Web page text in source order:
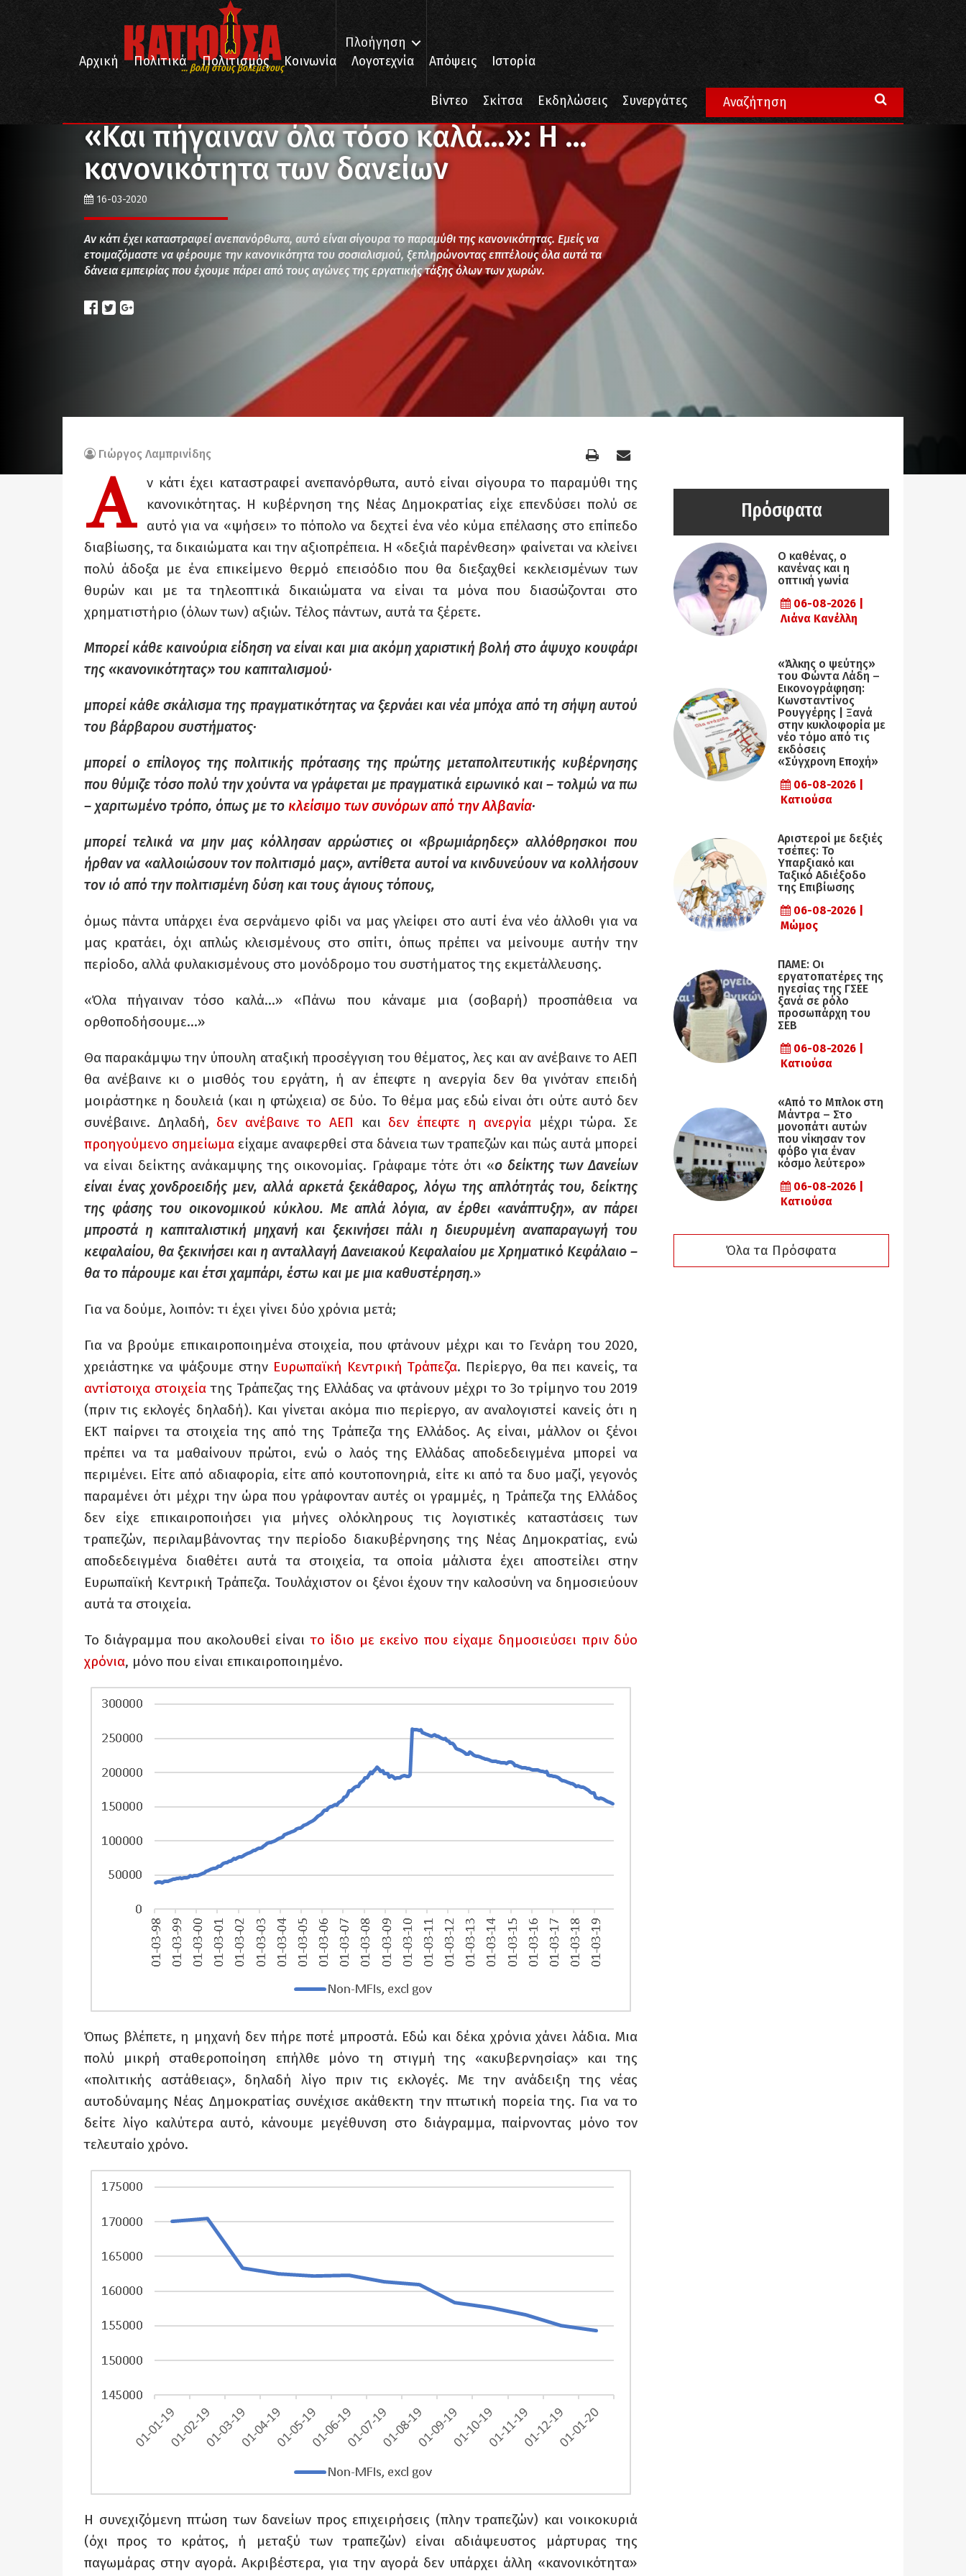
... βολή στους βολεμένους
Πλοήγηση
Αρχική
Πολιτικά Πολιτισμός Κοινωνία Λογοτεχνία Απόψεις Ιστορία
Βίντεο Σκίτσα Εκδηλώσεις Συνεργάτες
Πολιτικά «Και πήγαιναν όλα τόσο καλά…»: Η …κανονικότητα των δανείων
«Και πήγαιναν όλα τόσο καλά…»: Η …
κανονικότητα των δανείων
16-03-2020
Αν κάτι έχει καταστραφεί ανεπανόρθωτα, αυτό είναι σίγουρα το παραμύθι της κανονικότητας. Εμείς να
ετοιμαζόμαστε να φέρουμε την κανονικότητα του σοσιαλισμού, ξεπληρώνοντας επιτέλους όλα αυτά τα
δάνεια εμπειρίας που έχουμε πάρει από τους αγώνες της εργατικής τάξης όλων των χωρών.
Γιώργος Λαμπρινίδης
Α
ν κάτι έχει καταστραφεί ανεπανόρθωτα, αυτό είναι σίγουρα το παραμύθι της
κανονικότητας. Η κυβέρνηση της Νέας Δημοκρατίας είχε επενδύσει πολύ σε
αυτό για να «ψήσει» το πόπολο να δεχτεί ένα νέο κύμα επέλασης στο επίπεδο
διαβίωσης, τα δικαιώματα και την αξιοπρέπεια. Η «δεξιά παρένθεση» φαίνεται να κλείνει
πολύ άδοξα με ένα επικείμενο θερμό επεισόδιο που θα διεξαχθεί κεκλεισμένων των
θυρών και με τα τηλεοπτικά δικαιώματα να είναι τα μόνα που διασώζονται στο
χρηματιστήριο (όλων των) αξιών. Τέλος πάντων, αυτά τα ξέρετε.
Μπορεί κάθε καινούρια είδηση να είναι και μια ακόμη χαριστική βολή στο άψυχο κουφάρι
της «κανονικότητας» του καπιταλισμού·
μπορεί κάθε σκάλισμα της πραγματικότητας να ξερνάει και νέα μπόχα από τη σήψη αυτού
του βάρβαρου συστήματος·
μπορεί ο επίλογος της πολιτικής πρότασης της πρώτης μεταπολιτευτικής κυβέρνησης
που θύμιζε τόσο πολύ την χούντα να γράφεται με πραγματικά ειρωνικό και – τολμώ να πω
– χαριτωμένο τρόπο, όπως με το κλείσιμο των συνόρων από την Αλβανία·
μπορεί τελικά να μην μας κόλλησαν αρρώστιες οι «βρωμιάρηδες» αλλόθρησκοι που
ήρθαν να «αλλοιώσουν τον πολιτισμό μας», αντίθετα αυτοί να κινδυνεύουν να κολλήσουν
τον ιό από την πολιτισμένη δύση και τους άγιους τόπους,
όμως πάντα υπάρχει ένα σερνάμενο φίδι να μας γλείφει στο αυτί ένα νέο άλλοθι για να
μας κρατάει, όχι απλώς κλεισμένους στο σπίτι, όπως πρέπει να μείνουμε αυτήν την
περίοδο, αλλά φυλακισμένους στο μονόδρομο του συστήματος της εκμετάλλευσης.
«Όλα πήγαιναν τόσο καλά…» «Πάνω που κάναμε μια (σοβαρή) προσπάθεια να
ορθοποδήσουμε…»
Θα παρακάμψω την ύπουλη αταξική προσέγγιση του θέματος, λες και αν ανέβαινε το ΑΕΠ
θα ανέβαινε κι ο μισθός του εργάτη, ή αν έπεφτε η ανεργία δεν θα γινόταν επειδή
μοιράστηκε η δουλειά (και η φτώχεια) σε δύο. Το θέμα μας εδώ είναι ότι ούτε αυτό δεν
συνέβαινε. Δηλαδή, δεν ανέβαινε το ΑΕΠ και δεν έπεφτε η ανεργία μέχρι τώρα. Σε
προηγούμενο σημείωμα είχαμε αναφερθεί στα δάνεια των τραπεζών και πώς αυτά μπορεί
να είναι δείκτης ανάκαμψης της οικονομίας. Γράφαμε τότε ότι «ο δείκτης των Δανείων
είναι ένας χονδροειδής μεν, αλλά αρκετά ξεκάθαρος, λόγω της απλότητάς του, δείκτης
της φάσης του οικονομικού κύκλου. Με απλά λόγια, αν έρθει «ανάπτυξη», αν πάρει
μπροστά η καπιταλιστική μηχανή και ξεκινήσει πάλι η διευρυμένη αναπαραγωγή του
κεφαλαίου, θα ξεκινήσει και η ανταλλαγή Δανειακού Κεφαλαίου με Χρηματικό Κεφάλαιο –
θα το πάρουμε και έτσι χαμπάρι, έστω και με μια καθυστέρηση.»
Για να δούμε, λοιπόν: τι έχει γίνει δύο χρόνια μετά;
Για να βρούμε επικαιροποιημένα στοιχεία, που φτάνουν μέχρι και το Γενάρη του 2020,
χρειάστηκε να ψάξουμε στην Ευρωπαϊκή Κεντρική Τράπεζα. Περίεργο, θα πει κανείς, τα
αντίστοιχα στοιχεία της Τράπεζας της Ελλάδας να φτάνουν μέχρι το 3ο τρίμηνο του 2019
(πριν τις εκλογές δηλαδή). Και γίνεται ακόμα πιο περίεργο, αν αναλογιστεί κανείς ότι η
ΕΚΤ παίρνει τα στοιχεία της από της Τράπεζα της Ελλάδος. Ας είναι, μάλλον οι ξένοι
πρέπει να τα μαθαίνουν πρώτοι, ενώ ο λαός της Ελλάδας αποδεδειγμένα μπορεί να
περιμένει. Είτε από αδιαφορία, είτε από κουτοπονηριά, είτε κι από τα δυο μαζί, γεγονός
παραμένει ότι μέχρι την ώρα που γράφονταν αυτές οι γραμμές, η Τράπεζα της Ελλάδος
δεν είχε επικαιροποιήσει για μήνες ολόκληρους τις λογιστικές καταστάσεις των
τραπεζών, περιλαμβάνοντας την περίοδο διακυβέρνησης της Νέας Δημοκρατίας, ενώ
αποδεδειγμένα διαθέτει αυτά τα στοιχεία, τα οποία μάλιστα έχει αποστείλει στην
Ευρωπαϊκή Κεντρική Τράπεζα. Τουλάχιστον οι ξένοι έχουν την καλοσύνη να δημοσιεύουν
αυτά τα στοιχεία.
Το διάγραμμα που ακολουθεί είναιτο ίδιο με εκείνο που είχαμε δημοσιεύσει πριν δύο
χρόνια, μόνο που είναι επικαιροποιημένο.
Όπως βλέπετε, η μηχανή δεν πήρε ποτέ μπροστά. Εδώ και δέκα χρόνια χάνει λάδια. Μια
πολύ μικρή σταθεροποίηση επήλθε μόνο τη στιγμή της «ακυβερνησίας» και της
«πολιτικής αστάθειας», δηλαδή λίγο πριν τις εκλογές. Με την ανάδειξη της νέας
αυτοδύναμης Νέας Δημοκρατίας συνέχισε ακάθεκτη την πτωτική πορεία της. Για να το
δείτε λίγο καλύτερα αυτό, κάνουμε μεγέθυνση στο διάγραμμα, παίρνοντας μόνο τον
τελευταίο χρόνο.
Η συνεχιζόμενη πτώση των δανείων προς επιχειρήσεις (πλην τραπεζών) και νοικοκυριά
(όχι προς το κράτος, ή μεταξύ των τραπεζών) είναι αδιάψευστος μάρτυρας της
παγωμάρας στην αγορά. Ακριβέστερα, για την αγορά δεν υπάρχει άλλη «κανονικότητα»
Πρόσφατα
Ο καθένας, ο
κανένας και η
οπτική γωνία
06-08-2026 |
Λιάνα Κανέλλη
«Άλκης ο ψεύτης»
του Φώντα Λάδη –
Εικονογράφηση:
Κωνσταντίνος
Ρουγγέρης | Ξανά
στην κυκλοφορία με
νέο τόμο από τις
εκδόσεις
«Σύγχρονη Εποχή»
06-08-2026 |
Κατιούσα
Αριστεροί με δεξιές
τσέπες: Το
Υπαρξιακό και
Ταξικό Αδιέξοδο
της Επιβίωσης
06-08-2026 |
Μώμος
ΠΑΜΕ: Οι
εργατοπατέρες της
ηγεσίας της ΓΣΕΕ
ξανά σε ρόλο
προσωπάρχη του
ΣΕΒ
06-08-2026 |
Κατιούσα
«Από το Μπλοκ στη
Μάντρα – Στο
μονοπάτι αυτών
που νίκησαν τον
φόβο για έναν
κόσμο λεύτερο»
06-08-2026 |
Κατιούσα
Όλα τα Πρόσφατα